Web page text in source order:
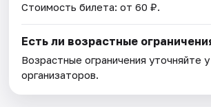
Стоимость билета: от 60 ₽.
Есть ли возрастные
Возрастные ограничения уточняйте у
организаторов.